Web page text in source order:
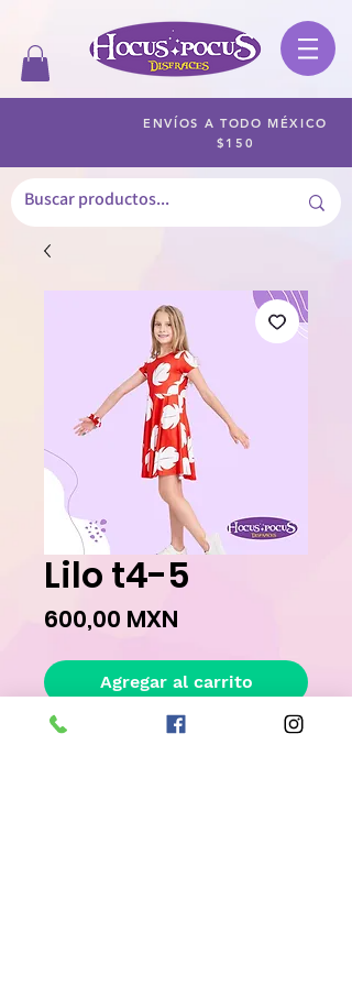
ENVÍOS A TODO MÉXICO
$150
Lilo t4-5
600,00 MXN
Agregar al carrito
Realizar compra